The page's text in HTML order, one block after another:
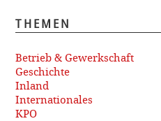
THEMEN
Betrieb & Gewerkschaft
Geschichte
Inland
Internationales
KPO